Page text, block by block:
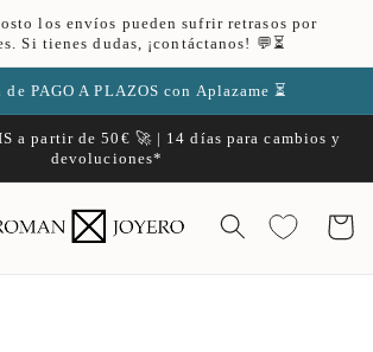
los envíos pueden sufrir retrasos por
Si tienes dudas, ¡contáctanos! 💬⏳
PAGO A PLAZOS con Aplazame ⏳
a partir de 50€ 🚀 | 14 días para cambios y
devoluciones*
Carrito